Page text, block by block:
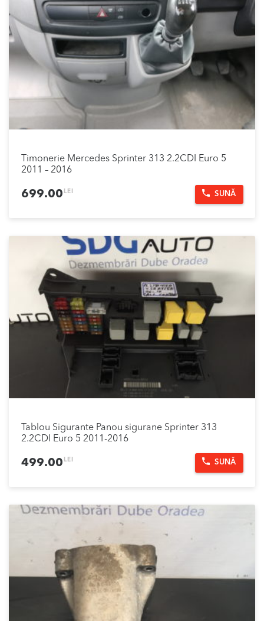
Timonerie Mercedes Sprinter 313 2.2CDI Euro 5
2011 – 2016
699.00 LEI SUNĂ
Tablou Sigurante Panou sigurane Sprinter 313
2.2CDI Euro 5 2011-2016
499.00 LEI SUNĂ